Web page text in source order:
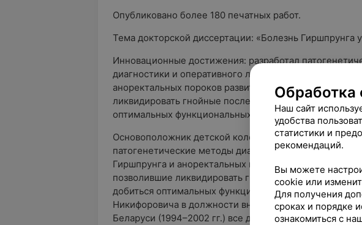
Опубликовано более 180 печатных работ.
Тема докторской диссертации: «Болезнь Гиршпрунга
Инновационные достижения: разработал
диагностики и оперативного лечения болезни
аноректальных пороков развития в детском возрасте,
ликвидировать гнойные послеоперационные
оптимальных функциональных результатов.
Основоположник детской колопроктологии в
патогенетические методы диагностики и
Гиршпрунга и аноректальных пороков развития в
позволившие ликвидировать гнойные
добиться оптимальных функциональных результатов.
Никифоровича в должности внештатного главного
Беларуси (1994–2002 гг.) все детские хирургические
Обработка
Наш сайт
удобства
статистики и
рекомендаций.
Вы можете
cookie или
Для получения
сроках и порядке
ознакомиться с